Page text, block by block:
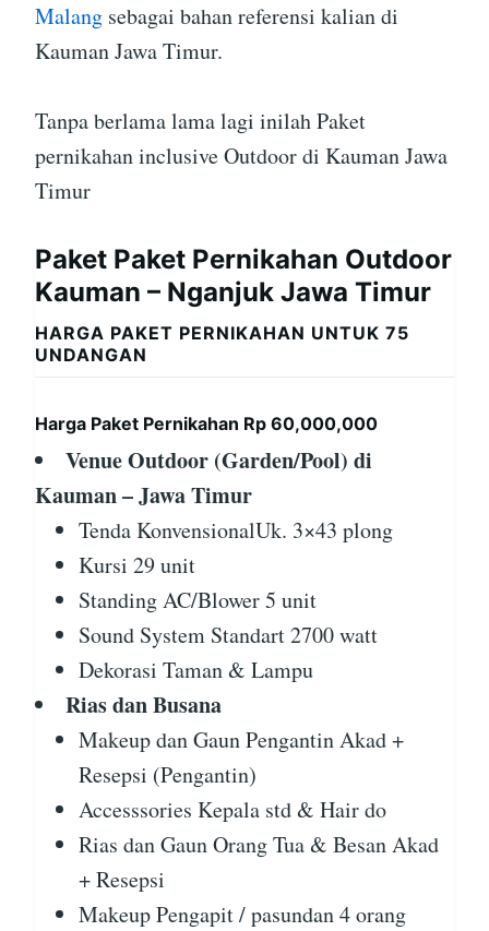
Malang sebagai bahan referensi kalian di
Kauman Jawa Timur.
Tanpa berlama lama lagi inilah Paket
pernikahan inclusive Outdoor di Kauman Jawa
Timur
Paket Paket Pernikahan Outdoor
Kauman – Nganjuk Jawa Timur
HARGA PAKET PERNIKAHAN UNTUK 75
UNDANGAN
Harga Paket Pernikahan Rp 60,000,000
Venue Outdoor (Garden/Pool) di
Kauman – Jawa Timur
Tenda KonvensionalUk. 3×43 plong
Kursi 29 unit
Standing AC/Blower 5 unit
Sound System Standart 2700 watt
Dekorasi Taman & Lampu
Rias dan Busana
Makeup dan Gaun Pengantin Akad +
Resepsi (Pengantin)
Accesssories Kepala std & Hair do
Rias dan Gaun Orang Tua & Besan Akad
+ Resepsi
Makeup Pengapit / pasundan 4 orang